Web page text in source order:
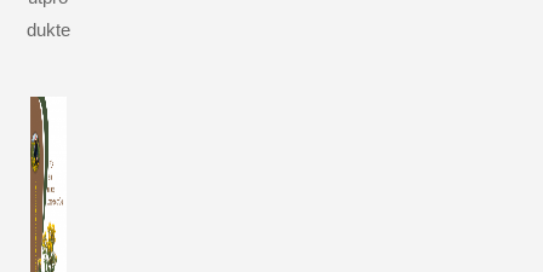
dukte